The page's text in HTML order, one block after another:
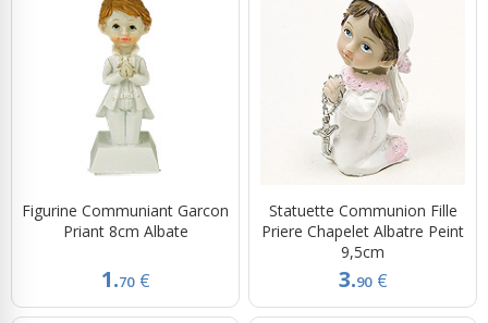
Figurine Communiant Garcon
Priant 8cm Albate
1.70 €
Statuette Communion Fille
Priere Chapelet Albatre Peint
9,5cm
3.90 €